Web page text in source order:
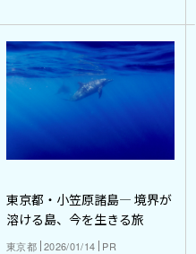
東京都・小笠原諸島― 境界が
溶ける島、今を生きる旅
東京都 2026/01/14 PR